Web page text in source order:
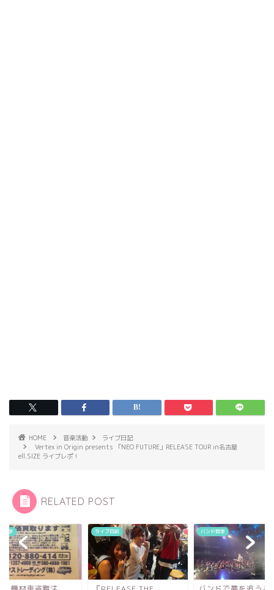
HOME 音楽活動
ライブ日記
Vertex in Origin presents 「NEO FUTURE」RELEASE TOUR in名古屋
ell.SIZE ライブレポ！
RELATED POST
哲学 ライブ日記 バンド哲学